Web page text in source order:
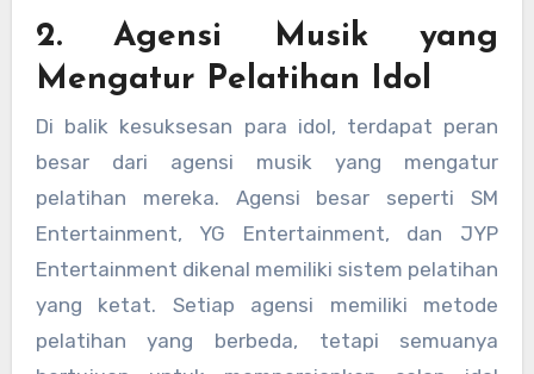
2. Agensi Musik yang
Mengatur Pelatihan Idol
Di balik kesuksesan para idol, terdapat peran
besar dari agensi musik yang mengatur
pelatihan mereka. Agensi besar seperti SM
Entertainment, YG Entertainment, dan JYP
Entertainment dikenal memiliki sistem pelatihan
yang ketat. Setiap agensi memiliki metode
pelatihan yang berbeda, tetapi semuanya